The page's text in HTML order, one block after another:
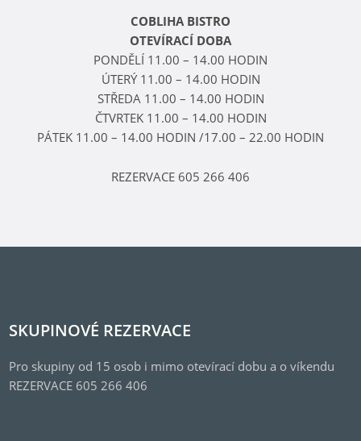
COBLIHA BISTRO
OTEVÍRACÍ DOBA
PONDĚLÍ 11.00 – 14.00 HODIN
ÚTERÝ 11.00 – 14.00 HODIN
STŘEDA 11.00 – 14.00 HODIN
ČTVRTEK 11.00 – 14.00 HODIN
PÁTEK 11.00 – 14.00 HODIN /17.00 – 22.00 HODIN
REZERVACE 605 266 406
SKUPINOVÉ REZERVACE
Pro skupiny od 15 osob i mimo otevírací dobu a o víkendu
REZERVACE 605 266 406